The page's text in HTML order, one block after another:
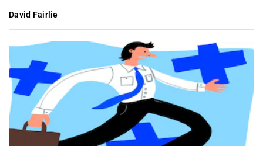
David Fairlie